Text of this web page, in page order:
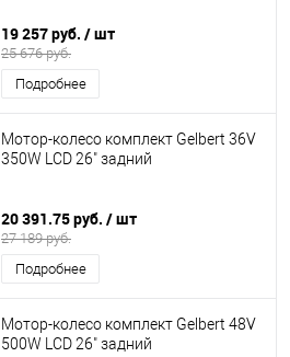
19 257 руб. / шт
25 676 руб.
Подробнее
Мотор-колесо комплект Gelbert 36V
350W LCD 26" задний
20 391.75 руб. / шт
27 189 руб.
Подробнее
Мотор-колесо комплект Gelbert 48V
500W LCD 26" задний